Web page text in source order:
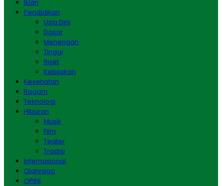
Iklan
Pendidikan
Usia Dini
Dasar
Menengah
Tinggi
Riset
Kebijakan
Kesehatan
Ragam
Teknologi
Hiburan
Musik
Film
Teater
Tradisi
Internasional
Olahraga
OPINI